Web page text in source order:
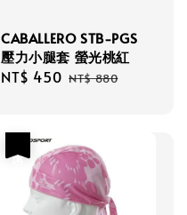
CABALLERO STB-PGS
壓力小腿套 螢光桃紅
Sale
NT$ 450 Regular
NT$ 880